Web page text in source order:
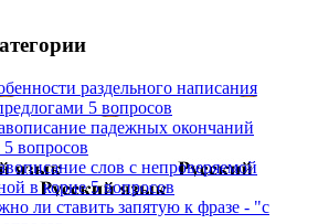
раздельного написания
5 вопросов
падежных окончаний
5 вопросов
слов с непроверяемой
в корне 5 вопросов
ли ставить запятую к фразе - "с